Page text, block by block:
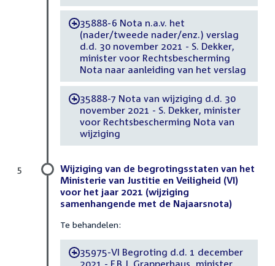
-35888-6 Nota n.a.v. het
(nader/tweede nader/enz.) verslag
d.d. 30 november 2021 - S. Dekker,
minister voor Rechtsbescherming
Nota naar aanleiding van het verslag
-35888-7 Nota van wijziging d.d. 30
november 2021 - S. Dekker, minister
voor Rechtsbescherming Nota van
wijziging
Wijziging van de begrotingsstaten van het
Ministerie van Justitie en Veiligheid (VI)
voor het jaar 2021 (wijziging
samenhangende met de Najaarsnota)
Te behandelen:
-35975-VI Begroting d.d. 1 december
2021 - F.B.J. Grapperhaus, minister
5